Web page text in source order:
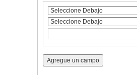
Agregue un campo